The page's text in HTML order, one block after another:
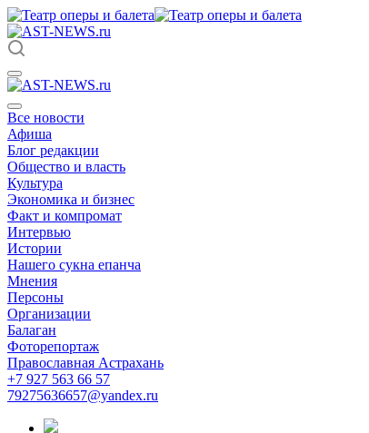
Все новости
Афиша
Блог редакции
Общество и власть
Культура
Экономика и бизнес
Факт и компромат
Интервью
Истории
Нашего сукна епанча
Мнения
Персоны
Организации
Балаган
Фоторепортаж
Православная Астрахань
+7 927 563 66 57
79275636657@yandex.ru